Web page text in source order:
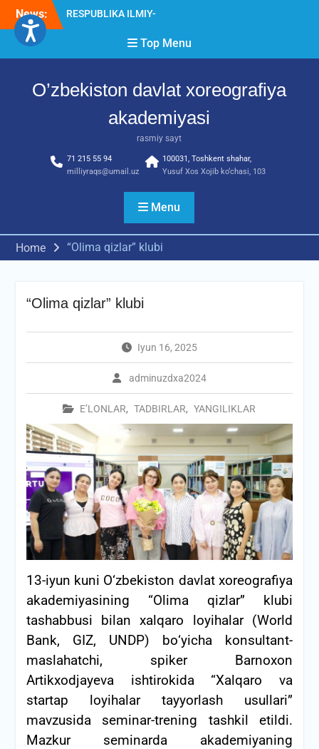
Skip
content
News:
Diqqat e’lon!
2026” tadbiri bo‘lib o‘tdi
RESPUBLIKA ILMIY-
Top Menu
O’zbekiston davlat xoreografiya
akademiyasi
rasmiy sayt
71 215 55 94
milliyraqs@umail.uz
100031, Toshkent shahar,
Yusuf Xos Xojib ko‘chasi, 103
Menu
Home “Olima qizlar” klubi
“Olima qizlar” klubi
Iyun 16, 2025
adminuzdxa2024
E’LONLAR, TADBIRLAR, YANGILIKLAR
13-iyun kuni О‘zbekiston davlat xoreografiya
akademiyasining “Olima qizlar” klubi
tashabbusi bilan xalqaro loyihalar (World
Bank, GIZ, UNDP) bо‘yicha konsultant-
maslahatchi, spiker Barnoxon
Artikxodjayeva ishtirokida “Xalqaro va
startap loyihalar tayyorlash usullari”
mavzusida seminar-trening tashkil etildi.
Mazkur seminarda akademiyaning